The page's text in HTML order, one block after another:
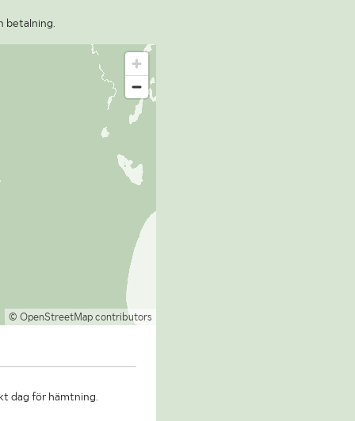
betalning.
© OpenStreetMap contributors
dag för hämtning.